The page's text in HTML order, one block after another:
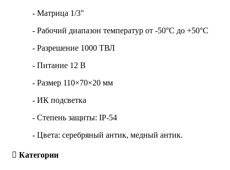
- Матрица 1/3"
- Рабочий диапазон температур от -50°C до +50°C
- Разрешение 1000 ТВЛ
- Питание 12 В
- Размер 110×70×20 мм
- ИК подсветка
- Степень защиты: IP-54
- Цвета: серебряный антик, медный антик.
Категории